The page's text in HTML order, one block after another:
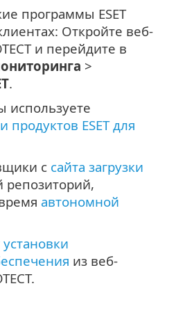
программы ESET
Откройте веб-
и перейдите в
>
.
используете
продуктов ESET для
с сайта загрузки
автономной
установки
из веб-